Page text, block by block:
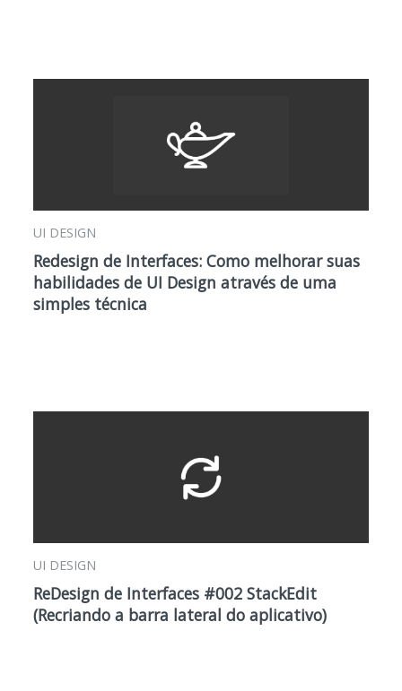
UI DESIGN
Redesign de Interfaces: Como melhorar suas
habilidades de UI Design através de uma
simples técnica
UI DESIGN
ReDesign de Interfaces #002 StackEdit
(Recriando a barra lateral do aplicativo)